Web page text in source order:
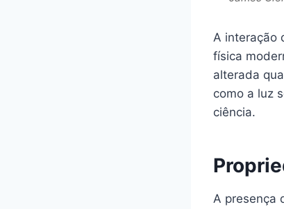
A interação
física
alterada
como a luz
ciência.
A presença